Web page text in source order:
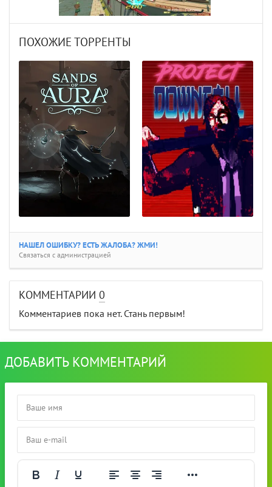
ПОХОЖИЕ ТОРРЕНТЫ
НАШЕЛ ОШИБКУ? ЕСТЬ ЖАЛОБА? ЖМИ!
Связаться с администрацией
КОММЕНТАРИИ 0
Комментариев пока нет. Стань первым!
ДОБАВИТЬ КОММЕНТАРИЙ